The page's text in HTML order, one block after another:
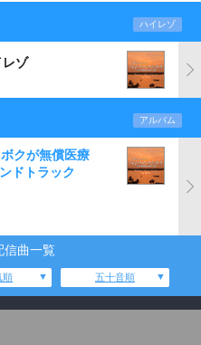
ハイレゾ
ゾ
アルバム
クが無償医療
ドトラック
信曲一覧
順 五十音順